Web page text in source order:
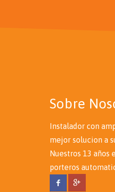
Sobre
Instalador con
mejor solucion a
Nuestros 13 años
porteros